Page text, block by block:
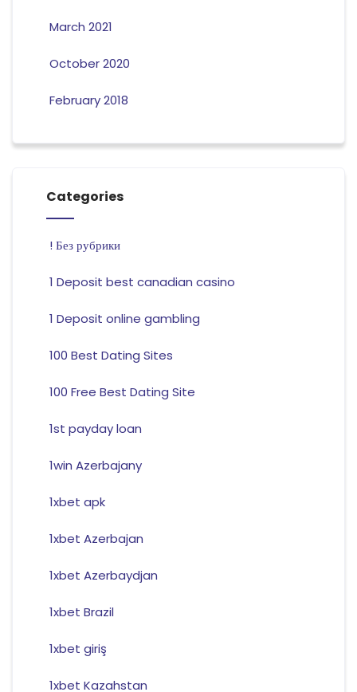
March 2021
October 2020
February 2018
Categories
! Без рубрики
1 Deposit best canadian casino
1 Deposit online gambling
100 Best Dating Sites
100 Free Best Dating Site
1st payday loan
1win Azerbajany
1xbet apk
1xbet Azerbajan
1xbet Azerbaydjan
1xbet Brazil
1xbet giriş
1xbet Kazahstan